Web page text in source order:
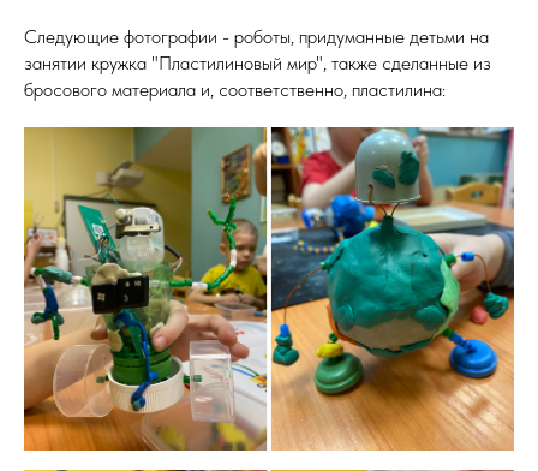
Следующие фотографии - роботы, придуманные детьми на
занятии кружка "Пластилиновый мир", также сделанные из
бросового материала и, соответственно, пластилина: